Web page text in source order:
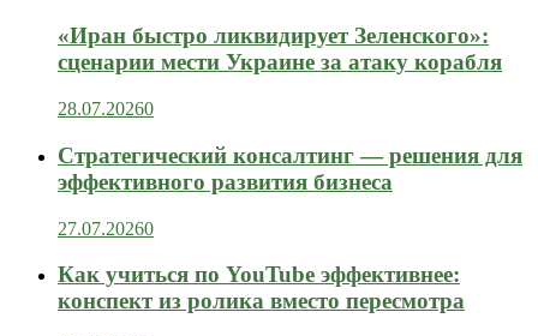
«Иран быстро ликвидирует Зеленского»:
сценарии мести Украине за атаку корабля
28.07.20260
Стратегический консалтинг — решения для
эффективного развития бизнеса
27.07.20260
Как учиться по YouTube эффективнее:
конспект из ролика вместо пересмотра